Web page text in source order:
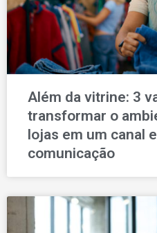
Além da vitrine: 3
transformar o
lojas em um canal
comunicação